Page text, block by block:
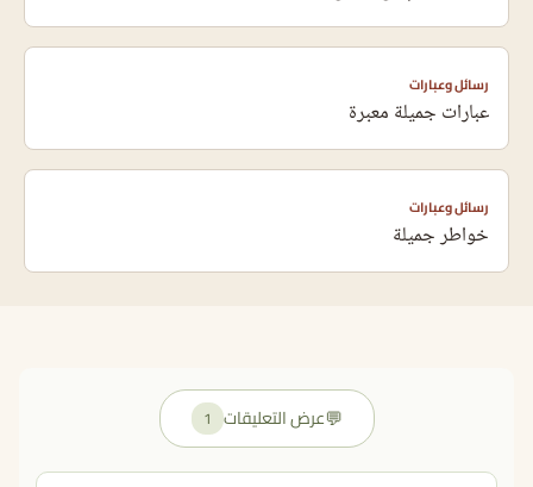
رسائل وعبارات
عبارات جميلة معبرة
رسائل وعبارات
خواطر جميلة
💬عرض التعليقات 1